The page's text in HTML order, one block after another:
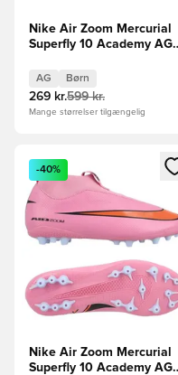
Nike Air Zoom Mercurial
Superfly 10 Academy AG
Brun/Sølv Børn
AG Børn
269 kr.599 kr.
Mange størrelser tilgængelig
Åbner en Modal til at
-40%
Nike Air Zoom Mercurial
Superfly 10 Academy AG